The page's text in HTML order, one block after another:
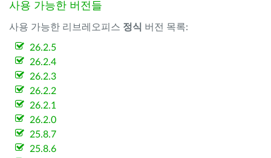
사용 가능한 버전들
사용 가능한 리브레오피스 정식 버전 목록:
26.2.5
26.2.4
26.2.3
26.2.2
26.2.1
26.2.0
25.8.7
25.8.6